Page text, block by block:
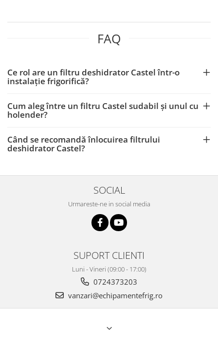
FAQ
Ce rol are un filtru deshidrator Castel într-o
instalație frigorifică?
Cum aleg între un filtru Castel sudabil și unul cu
holender?
Când se recomandă înlocuirea filtrului
deshidrator Castel?
SOCIAL
Urmareste-ne in social media
SUPORT CLIENTI
Luni - Vineri (09:00 - 17:00)
0724373203
vanzari@echipamentefrig.ro